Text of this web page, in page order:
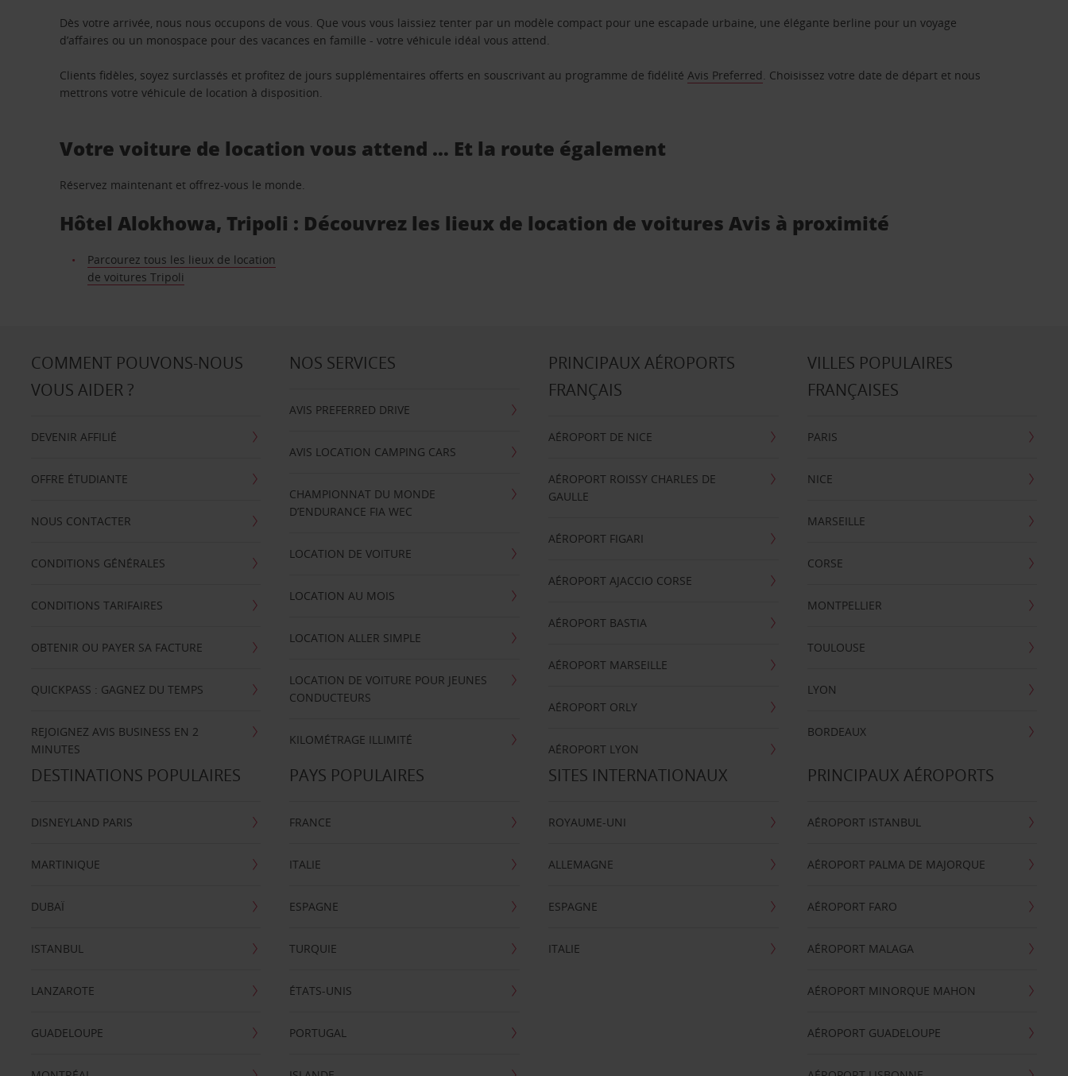
Dès votre arrivée, nous nous occupons de vous. Que vous vous laissiez tenter par un modèle compact pour une escapade urbaine, une élégante berline pour un voyage
d’affaires ou un monospace pour des vacances en famille - votre véhicule idéal vous attend.
Clients fidèles, soyez surclassés et profitez de jours supplémentaires offerts en souscrivant au programme de fidélitéAvis Preferred. Choisissez votre date de départ et nous
mettrons votre véhicule de location à disposition.
Votre voiture de location vous attend … Et la route également
Réservez maintenant et offrez-vous le monde.
Hôtel Alokhowa, Tripoli : Découvrez les lieux de location de voitures Avis à proximité
Parcourez tous les lieux de location
de voitures Tripoli
COMMENT POUVONS-NOUS
VOUS AIDER ?
DEVENIR AFFILIÉ
OFFRE ÉTUDIANTE
NOUS CONTACTER
CONDITIONS GÉNÉRALES
CONDITIONS TARIFAIRES
OBTENIR OU PAYER SA FACTURE
QUICKPASS : GAGNEZ DU TEMPS
REJOIGNEZ AVIS BUSINESS EN 2
MINUTES
NOS SERVICES
AVIS PREFERRED DRIVE
AVIS LOCATION CAMPING CARS
CHAMPIONNAT DU MONDE
D’ENDURANCE FIA WEC
LOCATION DE VOITURE
LOCATION AU MOIS
LOCATION ALLER SIMPLE
LOCATION DE VOITURE POUR JEUNES
CONDUCTEURS
KILOMÉTRAGE ILLIMITÉ
PRINCIPAUX AÉROPORTS
FRANÇAIS
AÉROPORT DE NICE
AÉROPORT ROISSY CHARLES DE
GAULLE
AÉROPORT FIGARI
AÉROPORT AJACCIO CORSE
AÉROPORT BASTIA
AÉROPORT MARSEILLE
AÉROPORT ORLY
AÉROPORT LYON
VILLES POPULAIRES
FRANÇAISES
PARIS
NICE
MARSEILLE
CORSE
MONTPELLIER
TOULOUSE
LYON
BORDEAUX
DESTINATIONS POPULAIRES
DISNEYLAND PARIS
MARTINIQUE
DUBAÏ
ISTANBUL
LANZAROTE
GUADELOUPE
PAYS POPULAIRES
FRANCE
ITALIE
ESPAGNE
TURQUIE
ÉTATS-UNIS
PORTUGAL
SITES INTERNATIONAUX
ROYAUME-UNI
ALLEMAGNE
ESPAGNE
ITALIE
PRINCIPAUX AÉROPORTS
AÉROPORT ISTANBUL
AÉROPORT PALMA DE MAJORQUE
AÉROPORT FARO
AÉROPORT MALAGA
AÉROPORT MINORQUE MAHON
AÉROPORT GUADELOUPE